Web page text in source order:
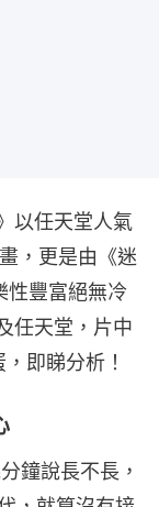
以任天堂人氣
，更是由《迷
性豐富絕無冷
任天堂，片中
即睇分析！
鐘說長不長，